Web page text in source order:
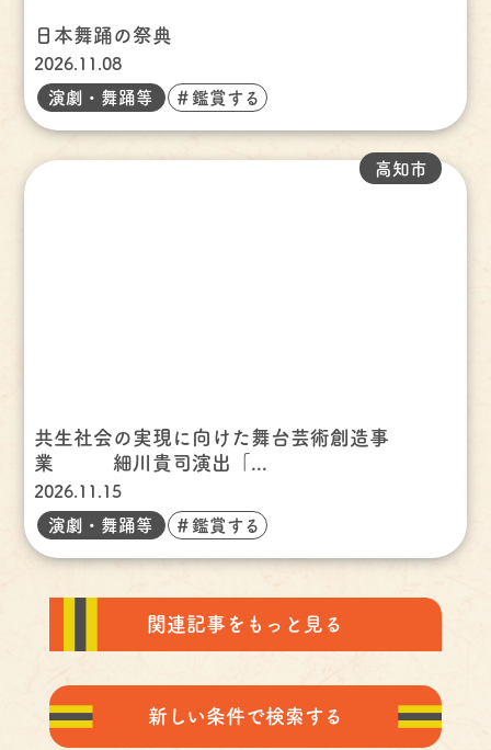
日本舞踊の祭典
2026.11.08
演劇・舞踊等 ＃鑑賞する
共生社会の実現に向けた舞台芸術創造事
業 細川貴司演出「...
2026.11.15
高知市
演劇・舞踊等 ＃鑑賞する
関連記事をもっと見る
新しい条件で検索する